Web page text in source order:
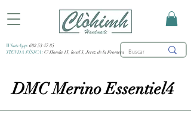
WhatsApp: 682 53 47 85
TIENDA FÍSICA: C/ Honda 15, local 3, Jerez de la Frontera
DMC Merino Essentiel4